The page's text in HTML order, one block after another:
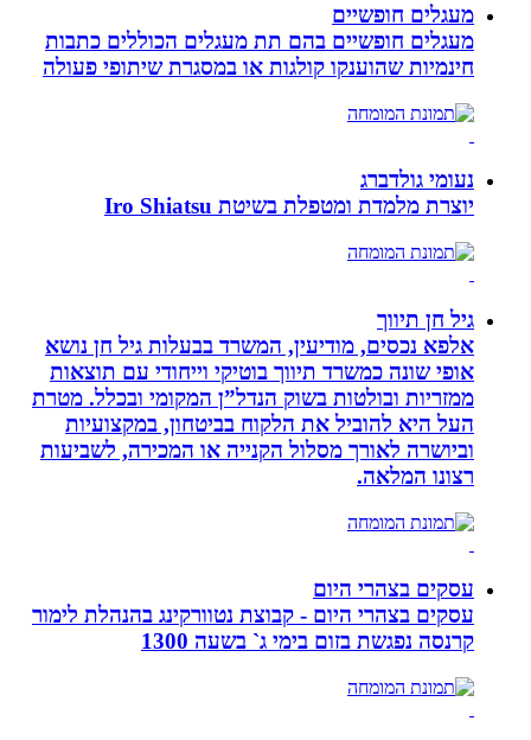
מעגלים חופשיים
מעגלים חופשיים בהם תת מעגלים הכוללים כתבות
חינמיות שהוענקו קולגות או במסגרת שיתופי פעולה
נעומי גולדברג
יוצרת מלמדת ומטפלת בשיטת Iro Shiatsu
גיל חן תיווך
אלפא נכסים, מודיעין, המשרד בבעלות גיל חן נושא
אופי שונה כמשרד תיווך בוטיקי וייחודי עם תוצאות
ממזריות ובולטות בשוק הנדל”ן המקומי ובכלל. מטרת
העל היא להוביל את הלקוח בביטחון, במקצועיות
וביושרה לאורך מסלול הקנייה או המכירה, לשביעות
רצונו המלאה.
עסקים בצהרי היום
עסקים בצהרי היום - קבוצת נטוורקינג בהנהלת לימור
קרנסה נפגשת בזום בימי ג` בשעה 1300